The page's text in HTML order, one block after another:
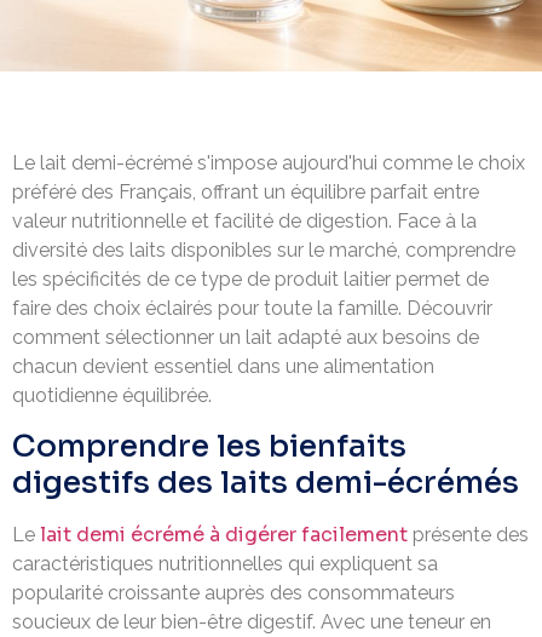
Le lait demi-écrémé s'impose aujourd'hui comme le choix
préféré des Français, offrant un équilibre parfait entre
valeur nutritionnelle et facilité de digestion. Face à la
diversité des laits disponibles sur le marché, comprendre
les spécificités de ce type de produit laitier permet de
faire des choix éclairés pour toute la famille. Découvrir
comment sélectionner un lait adapté aux besoins de
chacun devient essentiel dans une alimentation
quotidienne équilibrée.
Comprendre les bienfaits
digestifs des laits demi-écrémés
Le lait demi écrémé à digérer facilement présente des
caractéristiques nutritionnelles qui expliquent sa
popularité croissante auprès des consommateurs
soucieux de leur bien-être digestif. Avec une teneur en